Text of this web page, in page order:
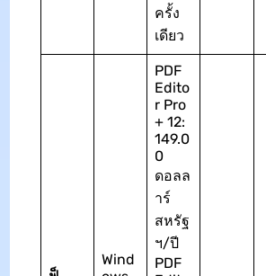
ครั้ง
เดียว
Wind
PDF
Edito
r Pro
+ 12:
149.0
0
ดอลล
าร์
สหรัฐ
ฯ/ปี
PDF